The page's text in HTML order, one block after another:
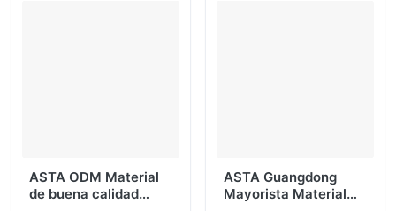
ASTA ODM Material
de buena calidad
ASTA Guangdong
Mayorista Material